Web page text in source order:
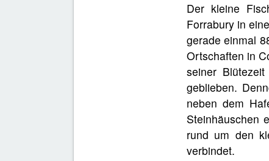
Der kleine
Forrabury in
gerade einmal
Ortschaften in
seiner
geblieben.
neben dem
Steinhäuschen
rund um den
verbindet.